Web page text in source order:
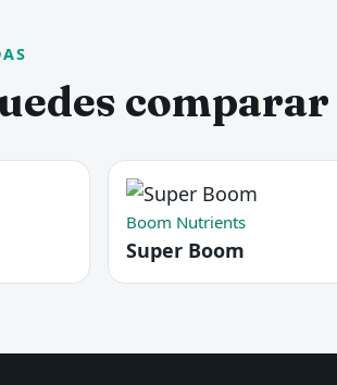
comparar
Boom Nutrients
Super Boom